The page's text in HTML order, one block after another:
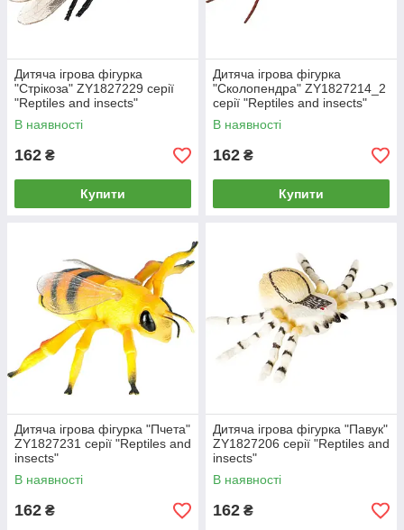
Дитяча ігрова фігурка
"Стрікоза" ZY1827229 серії
"Reptiles and insects"
В наявності
162 ₴
Купити
Дитяча ігрова фігурка
"Сколопендра" ZY1827214_2
серії "Reptiles and insects"
В наявності
162 ₴
Купити
Дитяча ігрова фігурка "Пчета"
ZY1827231 серії "Reptiles and
insects"
В наявності
162 ₴
Дитяча ігрова фігурка "Павук"
ZY1827206 серії "Reptiles and
insects"
В наявності
162 ₴